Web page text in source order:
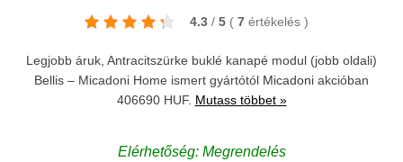
4.3 / 5 ( 7 értékelés )
Legjobb áruk, Antracitszürke buklé kanapé modul (jobb oldali)
Bellis – Micadoni Home ismert gyártótól Micadoni akcióban
406690 HUF. Mutass többet »
Elérhetőség: Megrendelés